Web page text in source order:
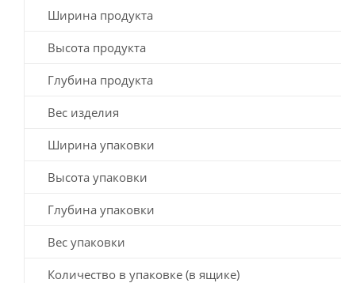
Ширина продукта
Высота продукта
Глубина продукта
Вес изделия
Ширина упаковки
Высота упаковки
Глубина упаковки
Вес упаковки
Количество в упаковке (в ящике)